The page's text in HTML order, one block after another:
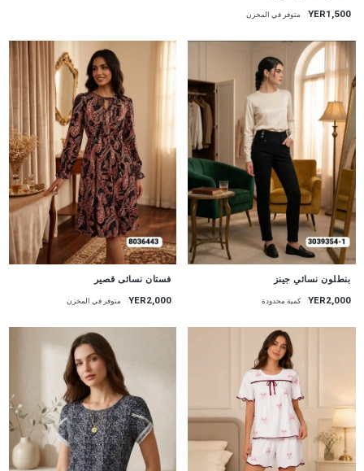
YER1,500 متوفر في المخزن
جديد
بنطلون نسائي جينز
YER2,000 كمية محدودة
جديد
فستان نسائى قصير
YER2,000 متوفر في المخزن